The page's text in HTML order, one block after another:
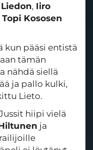
, Iiro
Topi Kososen
kun pääsi entistä
tämän
nähdä siellä
ja pallo kulki,
Lieto.
hiipi vielä
ja